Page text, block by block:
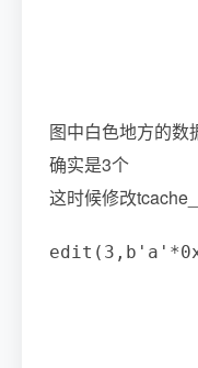
图中白色地方的数
确实是3个
这时候修改
edit ( 3 , b'a' *